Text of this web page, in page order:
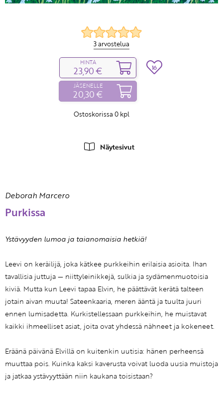
3 arvostelua
HINTA
23,90 €
JÄSENELLE
20,30 €
Ostoskorissa 0 kpl
16
Näytesivut
Deborah Marcero
Purkissa
Ystävyyden lumoa ja taianomaisia hetkiä!
Leevi on keräilijä, joka kätkee purkkeihin erilaisia asioita. Ihan
tavallisia juttuja — niittyleinikkejä, sulkia ja sydämenmuotoisia
kiviä. Mutta kun Leevi tapaa Elvin, he päättävät kerätä talteen
jotain aivan muuta! Sateenkaaria, meren ääntä ja tuulta juuri
ennen lumisadetta. Kurkistellessaan purkkeihin, he muistavat
kaikki ihmeelliset asiat, joita ovat yhdessä nähneet ja kokeneet.
Eräänä päivänä Elvillä on kuitenkin uutisia: hänen perheensä
muuttaa pois. Kuinka kaksi kaverusta voivat luoda uusia muistoja
ja jatkaa ystävyyttään niin kaukana toisistaan?